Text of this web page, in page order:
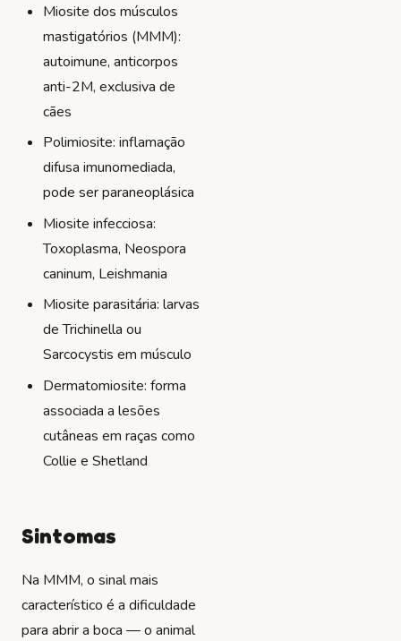
Miosite dos músculos
mastigatórios (MMM):
autoimune, anticorpos
anti-2M, exclusiva de
cães
Polimiosite: inflamação
difusa imunomediada,
pode ser paraneoplásica
Miosite infecciosa:
Toxoplasma, Neospora
caninum, Leishmania
Miosite parasitária: larvas
de Trichinella ou
Sarcocystis em músculo
Dermatomiosite: forma
associada a lesões
cutâneas em raças como
Collie e Shetland
Sintomas
Na MMM, o sinal mais
característico é a dificuldade
para abrir a boca — o animal